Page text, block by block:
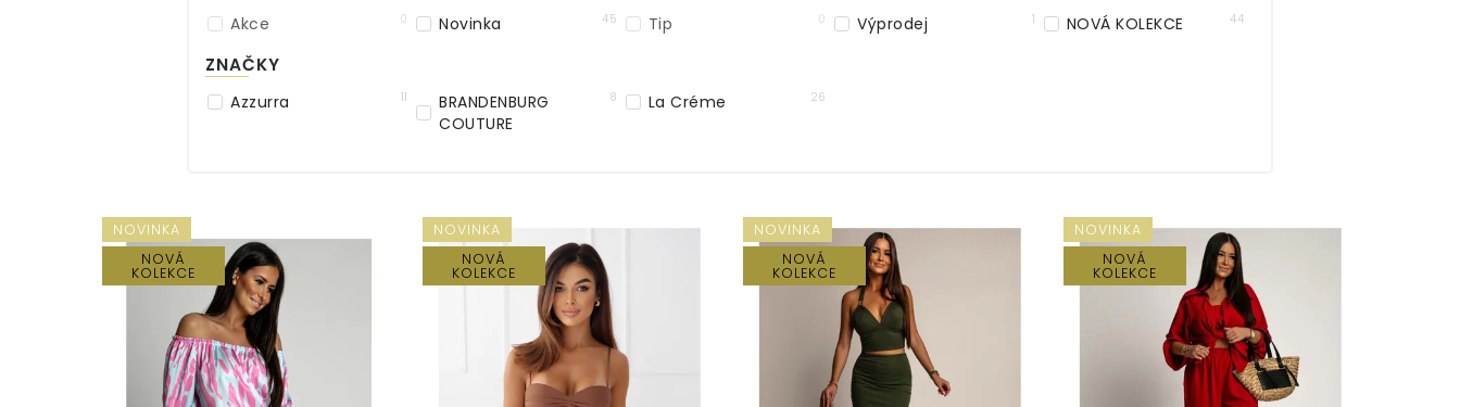
Akce 0 Novinka 45 Tip 0 Výprodej 1 NOVÁ KOLEKCE 44
ZNAČKY
Azzurra 11
BRANDENBURG
COUTURE
8 La Créme 26
NOVINKA
NOVÁ
KOLEKCE
NOVINKA
NOVÁ
KOLEKCE
NOVINKA
NOVÁ
KOLEKCE
NOVINKA
NOVÁ
KOLEKCE